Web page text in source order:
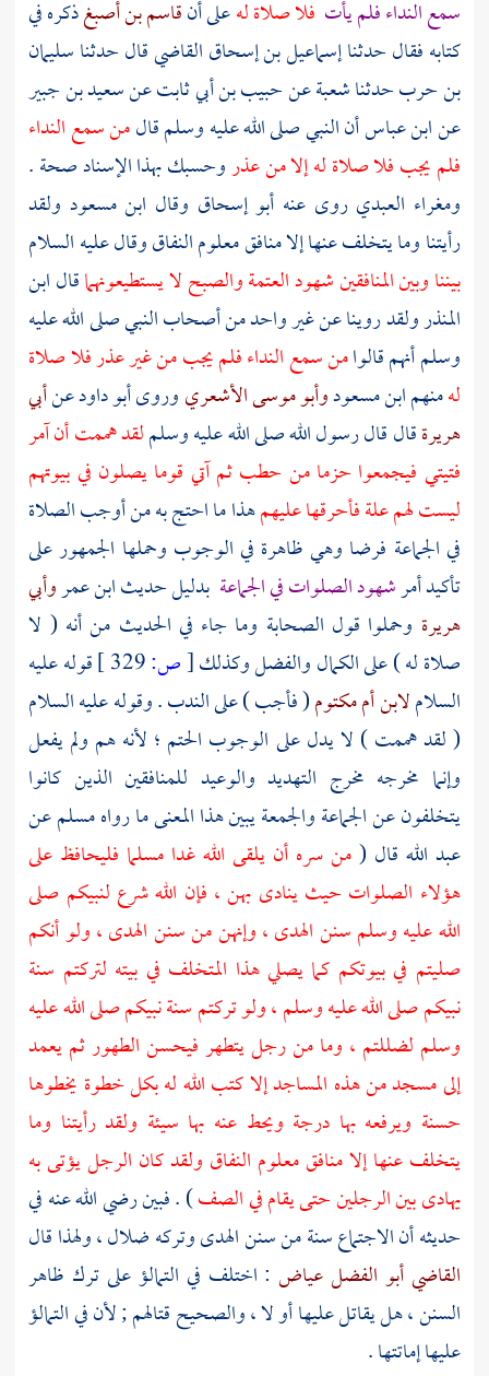
سمع النداء فلم يأت فلا صلاة لهعلى أنقاسم بن أصبغذكره في
كتابه فقال حدثناإسماعيل بن إسحاق القاضيقالحدثنا سليمان
بن حربحدثناشعبةعنحبيب بن أبي ثابتعنسعيد بن جبير
عنابن عباسأن النبي صلى الله عليه وسلم قالمن سمع النداء
فلم يجب فلا صلاة له إلا من عذروحسبك بهذا الإسناد صحة .
ومغراء العبديروى عنه أبو إسحاق وقال ابن مسعود ولقد
رأيتنا وما يتخلف عنها إلا منافق معلوم النفاق وقال عليه السلام
بيننا وبين المنافقين شهود العتمة والصبح لا يستطيعونهماقالابن
المنذرولقد روينا عن غير واحد من أصحاب النبي صلى الله عليه
وسلم أنهم قالوامن سمع النداء فلم يجب من غير عذر فلا صلاة
لهمنهمابن مسعودوأبو موسى الأشعريوروىأبو داودعنأبي
هريرةقال قال رسول الله صلى الله عليه وسلملقد هممت أن آمر
فتيتي فيجمعوا حزما من حطب ثم آتي قوما يصلون في بيوتهم
ليست لهم علة فأحرقها عليهمهذا ما احتج به من أوجب الصلاة
في الجماعة فرضا وهي ظاهرة في الوجوب وحملها الجمهور على
تأكيد أمرشهود الصلوات في الجماعة بدليل حديثابن عمروأبي
هريرة وحملوا قول الصحابة وما جاء في الحديث من أنه ( لا
صلاة له ) على الكمال والفضل وكذلك[ص:
قوله عليه
السلاملابن أم مكتوم( فأجب ) على الندب . وقوله عليه السلام
( لقد هممت ) لا يدل على الوجوب الحتم ؛ لأنه هم ولم يفعل
وإنما مخرجه مخرج التهديد والوعيد للمنافقين الذين كانوا
يتخلفون عن الجماعة والجمعة يبين هذا المعنى ما رواهمسلمعن
عبد الله قال (من سره أن يلقى الله غدا مسلما فليحافظ على
هؤلاء الصلوات حيث ينادى بهن ، فإن الله شرع لنبيكم صلى
الله عليه وسلم سنن الهدى ، وإنهن من سنن الهدى ، ولو أنكم
صليتم في بيوتكم كما يصلي هذا المتخلف في بيته لتركتم سنة
نبيكم صلى الله عليه وسلم ، ولو تركتم سنة نبيكم صلى الله عليه
وسلم لضللتم ، وما من رجل يتطهر فيحسن الطهور ثم يعمد
إلى مسجد من هذه المساجد إلا كتب الله له بكل خطوة يخطوها
حسنة ويرفعه بها درجة ويحط عنه بها سيئة ولقد رأيتنا وما
يتخلف عنها إلا منافق معلوم النفاق ولقد كان الرجل يؤتى به
يهادى بين الرجلين حتى يقام في الصف) . فبين رضي الله عنه في
حديثه أن الاجتماع سنة من سنن الهدى وتركه ضلال ، ولهذا قال
القاضي أبو الفضل عياض : اختلف في التمالؤ على ترك ظاهر
السنن ، هل يقاتل عليها أو لا ، والصحيح قتالهم ; لأن في التمالؤ
عليها إماتتها .